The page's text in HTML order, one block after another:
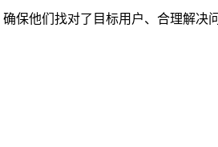
保他们找对了目标用户、合理解